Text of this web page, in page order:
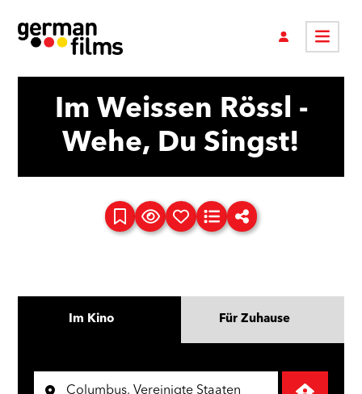
Im Weissen Rössl -
Wehe, Du Singst!
Im Kino Für Zuhause